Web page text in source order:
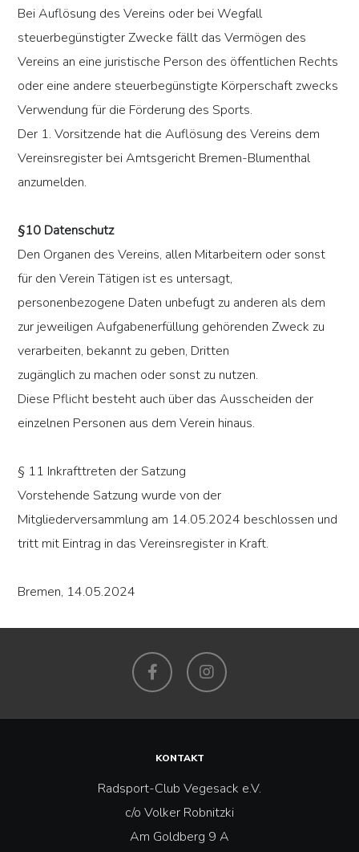
Bei Auflösung des Vereins oder bei Wegfall
steuerbegünstigter Zwecke fällt das Vermögen des
Vereins an eine juristische Person des öffentlichen Rechts
oder eine andere steuerbegünstigte Körperschaft zwecks
Verwendung für die Förderung des Sports.
Der 1. Vorsitzende hat die Auflösung des Vereins dem
Vereinsregister bei Amtsgericht Bremen-Blumenthal
anzumelden.
§10 Datenschutz
Den Organen des Vereins, allen Mitarbeitern oder sonst
für den Verein Tätigen ist es untersagt,
personenbezogene Daten unbefugt zu anderen als dem
zur jeweiligen Aufgabenerfüllung gehörenden Zweck zu
verarbeiten, bekannt zu geben, Dritten
zugänglich zu machen oder sonst zu nutzen.
Diese Pflicht besteht auch über das Ausscheiden der
einzelnen Personen aus dem Verein hinaus.
§ 11 Inkrafttreten der Satzung
Vorstehende Satzung wurde von der
Mitgliederversammlung am 14.05.2024 beschlossen und
tritt mit Eintrag in das Vereinsregister in Kraft.
Bremen, 14.05.2024
KONTAKT
Radsport-Club Vegesack e.V.
c/o Volker Robnitzki
Am Goldberg 9 A